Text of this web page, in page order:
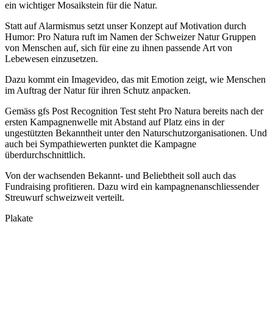
ein wichtiger Mosaikstein für die Natur.
Statt auf Alarmismus setzt unser Konzept auf Motivation durch
Humor: Pro Natura ruft im Namen der Schweizer Natur Gruppen
von Menschen auf, sich für eine zu ihnen passende Art von
Lebewesen einzusetzen.
Dazu kommt ein Imagevideo, das mit Emotion zeigt, wie Menschen
im Auftrag der Natur für ihren Schutz anpacken.
Gemäss gfs Post Recognition Test steht Pro Natura bereits nach der
ersten Kampagnenwelle mit Abstand auf Platz eins in der
ungestützten Bekanntheit unter den Naturschutzorganisationen. Und
auch bei Sympathiewerten punktet die Kampagne
überdurchschnittlich.
Von der wachsenden Bekannt- und Beliebtheit soll auch das
Fundraising profitieren. Dazu wird ein kampagnenanschliessender
Streuwurf schweizweit verteilt.
Plakate